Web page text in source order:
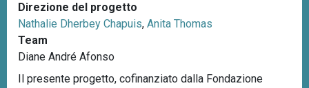
l
e
d
p
a
Direzione del progetto
Nathalie Dherbey Chapuis, Anita Thomas
Team
Diane André Afonso
Il presente progetto, cofinanziato dalla Fondazione